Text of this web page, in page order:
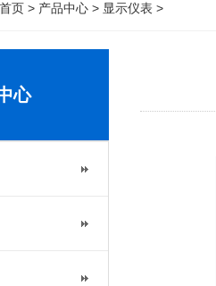
页 > 产品中心 > 显示仪表 >
心